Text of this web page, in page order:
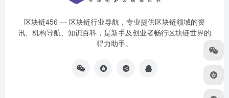
区块链456 — 区块链行业导航，专业提供区块链领域的资
讯、机构导航、知识百科，是新手及创业者畅行区块链世界的
得力助手。